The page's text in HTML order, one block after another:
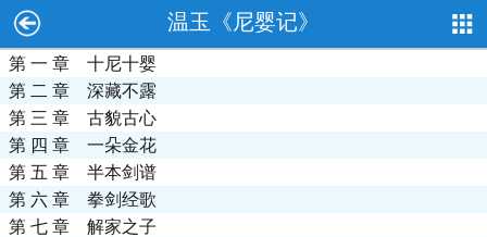
温玉《尼婴记》
第 一 章 十尼十婴
第 二 章 深藏不露
第 三 章 古貌古心
第 四 章 一朵金花
第 五 章 半本剑谱
第 六 章 拳剑经歌
第 七 章 解家之子